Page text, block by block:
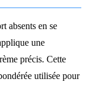
absents en se
une
précis. Cette
utilisée pour